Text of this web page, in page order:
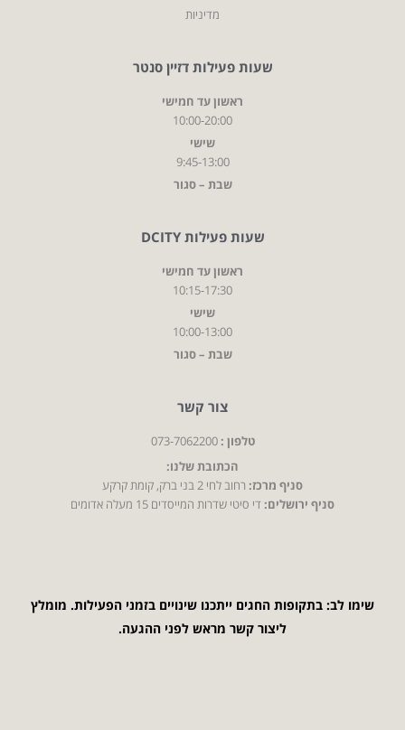
מדיניות
שעות פעילות דזיין סנטר
ראשון עד חמישי
10:00-20:00
שישי
9:45-13:00
שבת – סגור
שעות פעילות DCITY
ראשון עד חמישי
10:15-17:30
שישי
10:00-13:00
שבת – סגור
צור קשר
טלפון : 073-7062200
הכתובת שלנו:
סניף מרכז:רחוב לחי 2 בני ברק, קומת קרקע
סניף ירושלים:די סיטי שדרות המייסדים 15 מעלה אדומים
שימו לב: בתקופות החגים ייתכנו שינויים בזמני הפעילות. מומלץ
ליצור קשר מראש לפני ההגעה.